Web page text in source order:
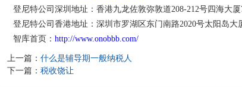
登尼特公司深圳地址：香港九龙佐敦弥敦道208-212号四海大厦
登尼特公司香港地址：深圳市罗湖区东门南路2020号太阳岛大
智库首页： http://www.onobbb.com/
上一篇： 什么是辅导期一般纳税人
下一篇： 税收饶让